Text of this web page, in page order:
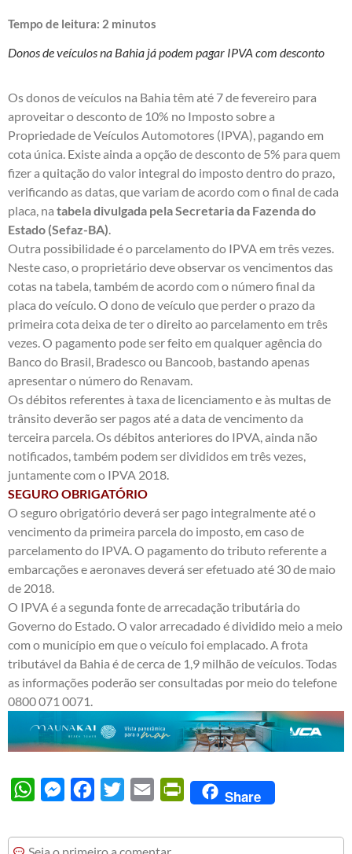
Tempo de leitura: 2 minutos
Donos de veículos na Bahia já podem pagar IPVA com desconto
Os donos de veículos na Bahia têm até 7 de fevereiro para
aproveitar o desconto de 10% no Imposto sobre a
Propriedade de Veículos Automotores (IPVA), pagando em
cota única. Existe ainda a opção de desconto de 5% para quem
fizer a quitação do valor integral do imposto dentro do prazo,
verificando as datas, que variam de acordo com o final de cada
placa, na tabela divulgada pela Secretaria da Fazenda do
Estado (Sefaz-BA).
Outra possibilidade é o parcelamento do IPVA em três vezes.
Neste caso, o proprietário deve observar os vencimentos das
cotas na tabela, também de acordo com o número final da
placa do veículo. O dono de veículo que perder o prazo da
primeira cota deixa de ter o direito ao parcelamento em três
vezes. O pagamento pode ser feito em qualquer agência do
Banco do Brasil, Bradesco ou Bancoob, bastando apenas
apresentar o número do Renavam.
Os débitos referentes à taxa de licenciamento e às multas de
trânsito deverão ser pagos até a data de vencimento da
terceira parcela. Os débitos anteriores do IPVA, ainda não
notificados, também podem ser divididos em três vezes,
juntamente com o IPVA 2018.
SEGURO OBRIGATÓRIO
O seguro obrigatório deverá ser pago integralmente até o
vencimento da primeira parcela do imposto, em caso de
parcelamento do IPVA. O pagamento do tributo referente a
embarcações e aeronaves deverá ser efetuado até 30 de maio
de 2018.
O IPVA é a segunda fonte de arrecadação tributária do
Governo do Estado. O valor arrecadado é dividido meio a meio
com o município em que o veículo foi emplacado. A frota
tributável da Bahia é de cerca de 1,9 milhão de veículos. Todas
as informações poderão ser consultadas por meio do telefone
0800 071 0071.
WhatsAppMessengerFacebook
Twitter Email PrintFriendly
Share